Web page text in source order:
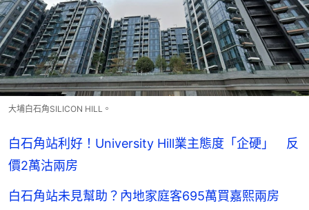
大埔白石角SILICON HILL。
白石角站利好！University Hill業主態度「企硬」 反
價2萬沽兩房
白石角站未見幫助？內地家庭客695萬買嘉熙兩房